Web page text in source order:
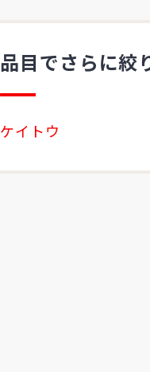
品目でさらに絞
ケイトウ